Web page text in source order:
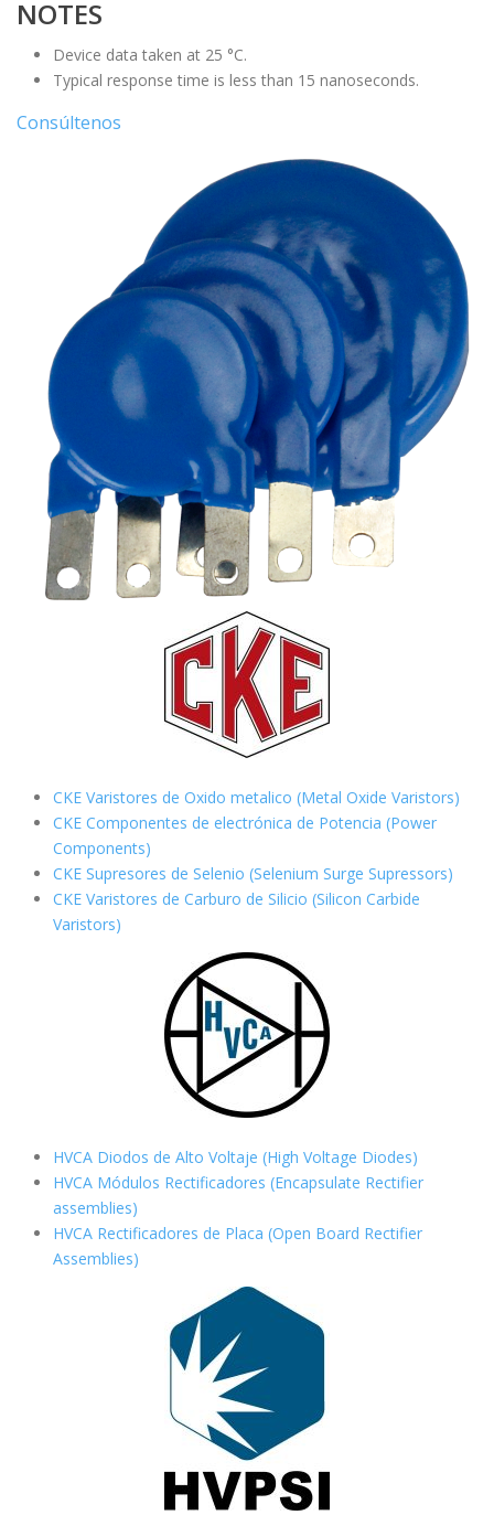
NOTES
Device data taken at 25 °C.
Typical response time is less than 15 nanoseconds.
Consúltenos
CKE Varistores de Oxido metalico (Metal Oxide Varistors)
CKE Componentes de electrónica de Potencia (Power
Components)
CKE Supresores de Selenio (Selenium Surge Supressors)
CKE Varistores de Carburo de Silicio (Silicon Carbide
Varistors)
HVCA Diodos de Alto Voltaje (High Voltage Diodes)
HVCA Módulos Rectificadores (Encapsulate Rectifier
assemblies)
HVCA Rectificadores de Placa (Open Board Rectifier
Assemblies)